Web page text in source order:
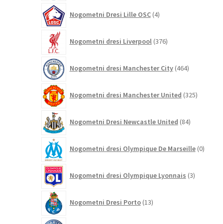
Nogometni Dresi Lille OSC 4izdelki
Nogometni dresi Liverpool 376izdelkov
Nogometni dresi Manchester City 464izdelkov
Nogometni dresi Manchester United 325izdelkov
Nogometni Dresi Newcastle United 84izdelkov
Nogometni dresi Olympique De Marseille 0
Nogometni dresi Olympique Lyonnais 3izdelki
Nogometni Dresi Porto 13izdelkov